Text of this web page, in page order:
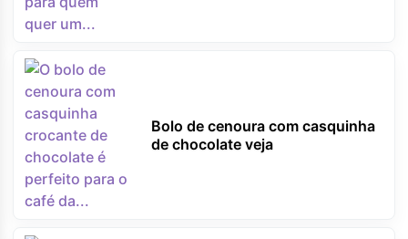
Bolo de cenoura com casquinha
de chocolate veja